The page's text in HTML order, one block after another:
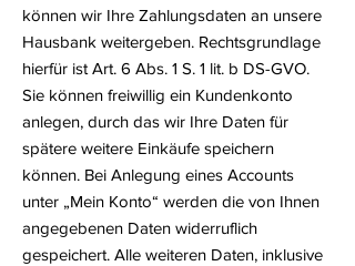
können wir Ihre Zahlungsdaten an unsere
Hausbank weitergeben. Rechtsgrundlage
hierfür ist Art. 6 Abs. 1 S. 1 lit. b DS-GVO.
Sie können freiwillig ein Kundenkonto
anlegen, durch das wir Ihre Daten für
spätere weitere Einkäufe speichern
können. Bei Anlegung eines Accounts
unter „Mein Konto“ werden die von Ihnen
angegebenen Daten widerruflich
gespeichert. Alle weiteren Daten, inklusive